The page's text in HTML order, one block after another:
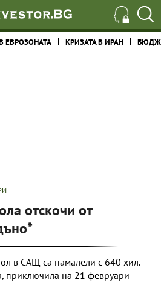
ЕВРОЗОНАТА КРИЗАТА В ИРАН
отскочи от
в САЩ са намалели с 640 хил.
приключила на 21 февруари